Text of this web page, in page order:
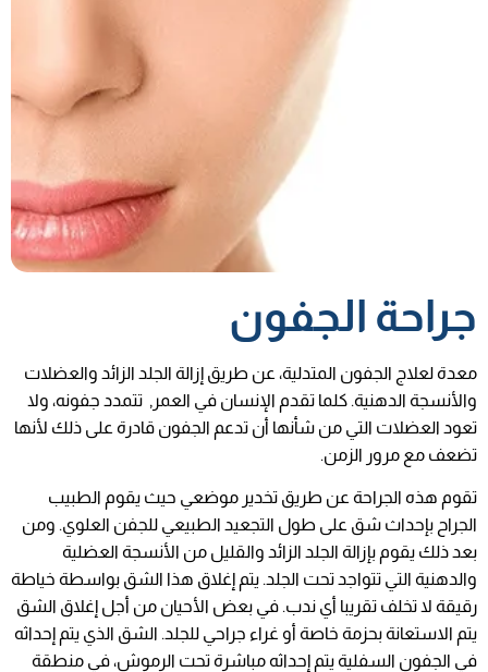
جراحة الجفون
معدة لعلاج الجفون المتدلية، عن طريق إزالة الجلد الزائد والعضلات
والأنسجة الدهنية. كلما تقدم الإنسان في العمر, تتمدد جفونه، ولا
تعود العضلات التي من شأنها أن تدعم الجفون قادرة على ذلك لأنها
تضعف مع مرور الزمن.
تقوم هذه الجراحة عن طريق تخدير موضعي حيث يقوم الطبيب
الجراح بإحداث شق على طول التجعيد الطبيعي للجفن العلوي. ومن
بعد ذلك يقوم بإزالة الجلد الزائد والقليل من الأنسجة العضلية
والدهنية التي تتواجد تحت الجلد. يتم إغلاق هذا الشق بواسطة خياطة
رقيقة لا تخلف تقريبا أي ندب. في بعض الأحيان من أجل إغلاق الشق
يتم الاستعانة بحزمة خاصة أو غراء جراحي للجلد. الشق الذي يتم إحداثه
في الجفون السفلية يتم إحداثه مباشرة تحت الرموش، في منطقة